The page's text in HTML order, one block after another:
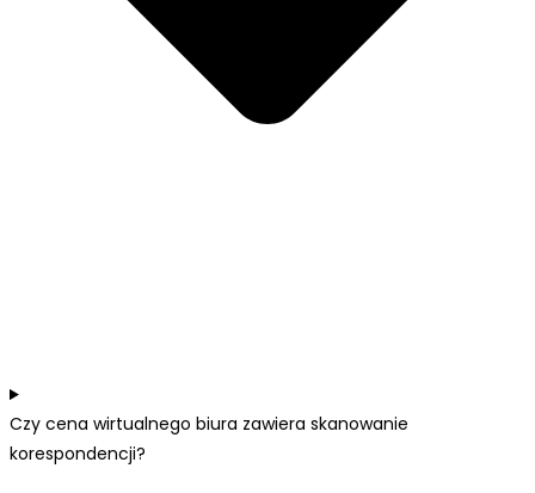
Czy cena wirtualnego biura zawiera skanowanie
korespondencji?